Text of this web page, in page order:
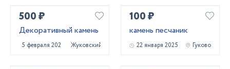
500 ₽
Декоративный камень
5 февраля 2021 Жуковский
100 ₽
камень песчаник
22 января 2025 Гуково